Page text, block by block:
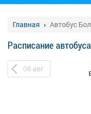
Главная Автобус
Расписание
08 авг